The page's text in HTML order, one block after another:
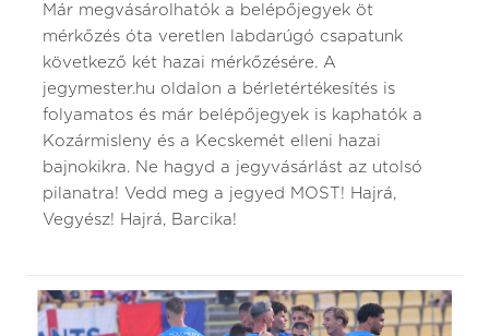
Már megvásárolhatók a belépőjegyek öt
mérkőzés óta veretlen labdarúgó csapatunk
következő két hazai mérkőzésére. A
jegymester.hu oldalon a bérletértékesítés is
folyamatos és már belépőjegyek is kaphatók a
Kozármisleny és a Kecskemét elleni hazai
bajnokikra. Ne hagyd a jegyvásárlást az utolsó
pilanatra! Vedd meg a jegyed MOST! Hajrá,
Vegyész! Hajrá, Barcika!